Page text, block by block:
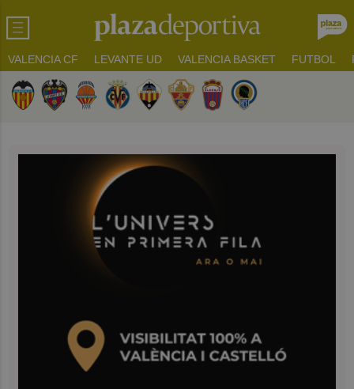
VALENCIA CF LEVANTE UD VALENCIA BASKET FUTBOL